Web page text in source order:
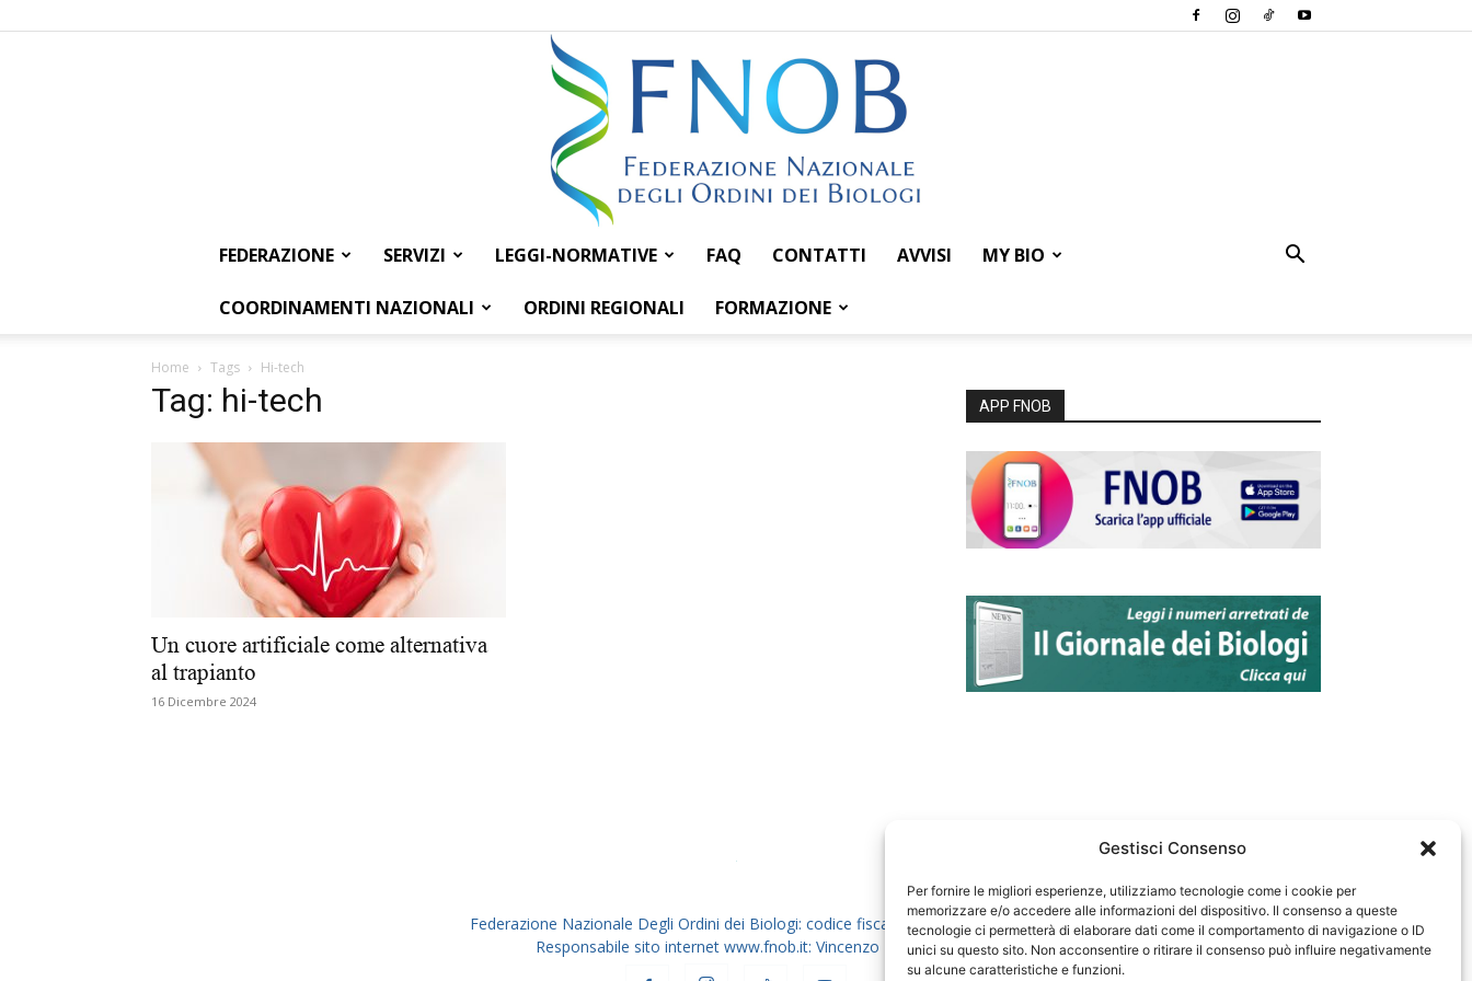
Gestisci Consenso
Per fornire le migliori esperienze, utilizziamo tecnologie come i cookie per
memorizzare e/o accedere alle informazioni del dispositivo. Il consenso a queste
tecnologie ci permetterà di elaborare dati come il comportamento di navigazione o ID
unici su questo sito. Non acconsentire o ritirare il consenso può influire negativamente
su alcune caratteristiche e funzioni.
Federazione
dei
FEDERAZIONE SERVIZI LEGGI-NORMATIVE FAQ CONTATTI AVVISI MY BIO
COORDINAMENTI NAZIONALI ORDINI REGIONALI FORMAZIONE
Home Tags Hi-tech
Tag: hi-tech
Un cuore artificiale come alternativa
al trapianto
16 Dicembre 2024
APP FNOB
Federazione Nazionale Degli Ordini dei Biologi: codice fiscale 80069130583
Responsabile sito internet www.fnob.it: Vincenzo D'Anna